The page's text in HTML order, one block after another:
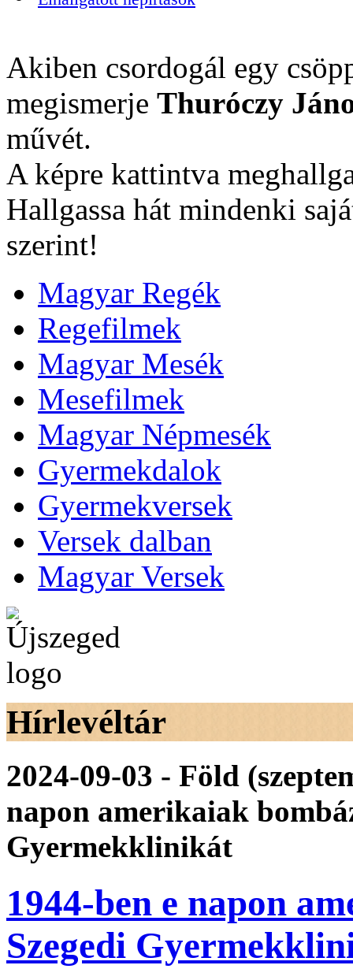
Akiben csordogál egy
megismerje Thuróczy
művét.
A képre kattintva
Hallgassa hát mindenki
szerint!
Magyar Regék
Regefilmek
Magyar Mesék
Mesefilmek
Magyar Népmesék
Gyermekdalok
Gyermekversek
Versek dalban
Magyar Versek
Hírlevéltár
2024-09-03 - Föld
napon amerikaiak
Gyermekklinikát
1944-ben e napon
Szegedi